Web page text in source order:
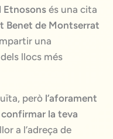
Etnosons és una cita
Benet de Montserrat
una
llocs més
però l’aforament
confirmar la teva
a l’adreça de